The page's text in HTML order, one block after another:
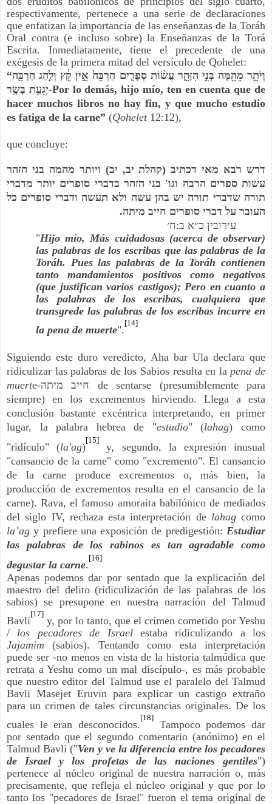
respectivamente, pertenece a una serie de declaraciones
que enfatizan la importancia de las enseñanzas de la Toráh
Oral contra (e incluso sobre) la Enseñanzas de la Torá
Escrita. Inmediatamente, tiene el precedente de una
exégesis de la primera mitad del versículo de Qohelet:
“וְיֹתֵ֥ר מֵהֵ֖מָּה בְּנִ֣י הִזָּהֵ֑ר עֲשׂ֨וֹת סְפָרִ֤ים הַרְבֵּה֙ אֵ֣ין קֵ֔ץ וְלַ֥הַג הַרְבֵּ֖ה
יְגִעַ֥ת בָּשָֽׂר-Por lo demás, hijo mío, ten en cuenta que de
hacer muchos libros no hay fin, y que mucho estudio
es fatiga de la carne” (Qohelet12:12),
que concluye:
דרש רבא מאי דכתיב (קהלת יב, יב) ויותר מהמה בני הזהר
עשות ספרים הרבה וגו' בני הזהר בדברי סופרים יותר מדברי
תורה שדברי תורה יש בהן עשה ולא תעשה ודברי סופרים כל
העובר על דברי סופרים חייב מיתה.
עירובין כ״א ב:ח׳
"Hijo mío, Más cuidadosas (acerca de observar)
las palabras de los escribas que las palabras de la
Toráh. Pues las palabras de la Toráh contienen
tanto mandamientos positivos como negativos
(que justifican varios castigos); Pero en cuanto a
las palabras de los escribas, cualquiera que
transgrede las palabras de los escribas incurre en
la pena de muerte".
[14]
Siguiendo este duro veredicto, Aha bar Ula declara que
ridiculizar las palabras de los Sabios resulta en la pena de
muerte-חייב מיתה de sentarse (presumiblemente para
siempre) en los excrementos hirviendo. Llega a esta
conclusión bastante excéntrica interpretando, en primer
lugar, la palabra hebrea de "estudio" (lahag) como
"ridículo" (la'ag)
[15]
y, segundo, la expresión inusual
"cansancio de la carne" como "excremento". El cansancio
de la carne produce excrementos o, más bien, la
producción de excrementos resulta en el cansancio de la
carne). Rava, el famoso amoraita babilónico de mediados
del siglo IV, rechaza esta interpretación de lahag como
la’agy prefiere una exposición de predigestión: Estudiar
las palabras de los rabinos es tan agradable como
degustar la carne.
[16]
Apenas podemos dar por sentado que la explicación del
maestro del delito (ridiculización de las palabras de los
sabios) se presupone en nuestra narración del Talmud
Bavli
[17]
y, por lo tanto, que el crimen cometido por Yeshu
/ los pecadores de Israelestaba ridiculizando a los
Jajamim(sabios). Tentando como esta interpretación
puede ser -no menos en vista de la historia talmúdica que
retrata a Yeshu como un mal discípulo-, es más probable
que nuestro editor del Talmud use el paralelo del Talmud
Bavli Masejet Eruvin para explicar un castigo extraño
para un crimen de tales circunstancias originales. De los
cuales le eran desconocidos.
[18]
Tampoco podemos dar
por sentado que el segundo comentario (anónimo) en el
Talmud Bavli ("Ven y ve la diferencia entre los pecadores
de Israel y los profetas de las naciones gentiles")
pertenece al núcleo original de nuestra narración o, más
precisamente, que refleja el núcleo original y que por lo
tanto los "pecadores de Israel" fueron el tema original de